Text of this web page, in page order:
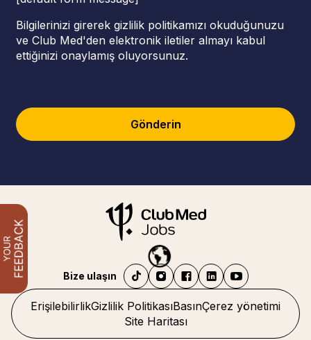
Bilgilerinizi girerek gizlilik politikamızı okuduğunuzu
ve Club Med'den elektronik iletiler almayı kabul
ettiğinizi onaylamış oluyorsunuz.
Gönderin
ErişilebilirlikGizlilik PolitikasıBasınÇerez yönetimi
Site Haritası
Bize ulaşın